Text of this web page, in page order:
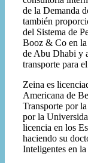
de la Demanda
también
del Sistema de
Booz & Co en la
de Abu Dhabi y
transporte para
Zeina es
Americana de
Transporte por
por la
licencia en los
haciendo su
Inteligentes en